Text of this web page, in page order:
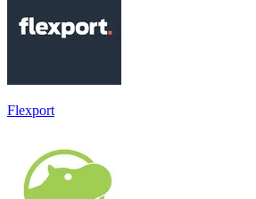
Flexport